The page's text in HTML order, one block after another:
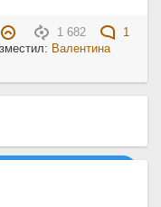
1 682
1
Валентина